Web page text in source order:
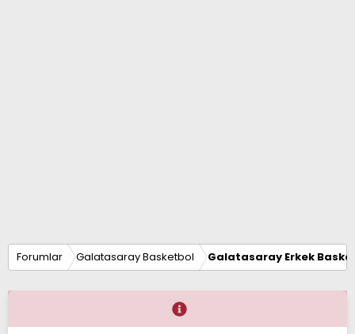
Forumlar Galatasaray Basketbol Galatasaray Erkek